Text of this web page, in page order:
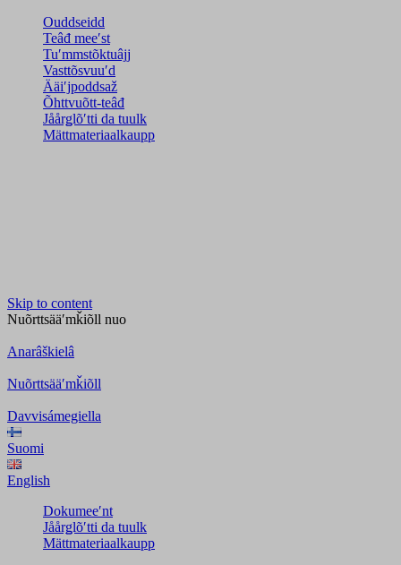
Ouddseidd
Teâđ meeʹst
Tuʹmmstõktuâjj
Vasttõsvuuʹd
Ääiʹjpoddsaž
Õhttvuõtt-teâđ
Jåårǥlõʹtti da tuulk
Mättmateriaalkaupp
Skip to content
Nuõrttsääʹmǩiõll nuo
Anarâškielâ
Nuõrttsääʹmǩiõll
Davvisámegiella
Suomi
English
Dokumeeʹnt
Jåårǥlõʹtti da tuulk
Mättmateriaalkaupp